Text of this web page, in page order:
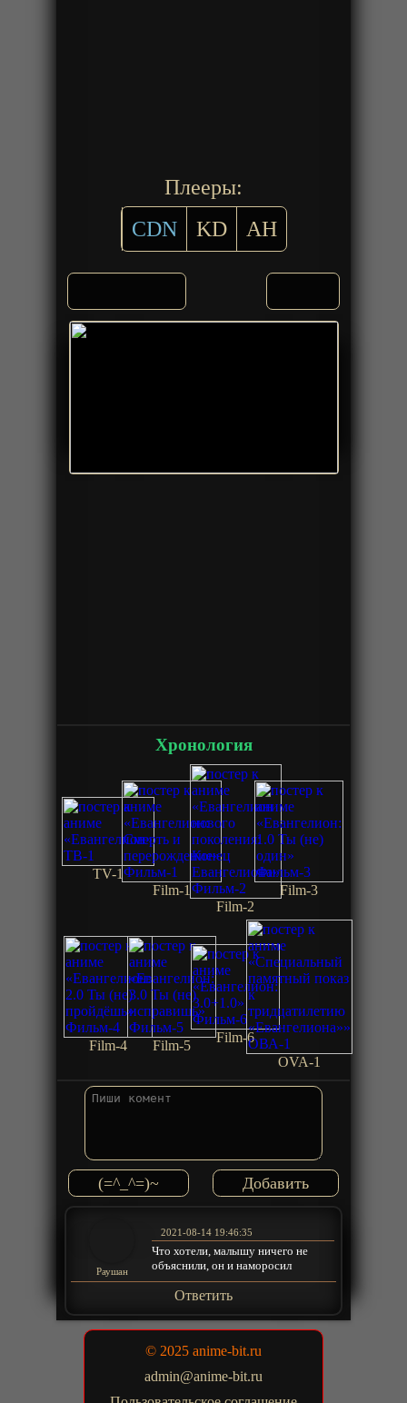
Плееры:
CDN
KD AH
Хронология
TV-1
Film-1
Film-2
Film-3
Film-4 Film-5
Film-6
OVA-1
(=^_^=)~
Раушан
2021-08-14 19:46:35
Что хотели, малышу ничего не
объяснили, он и наморосил
Ответить
© 2025 anime-bit.ru
admin@anime-bit.ru